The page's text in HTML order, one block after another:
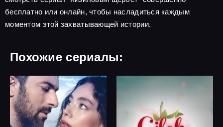
бесплатно или онлайн, чтобы насладиться каждым
моментом этой захватывающей истории.
Похожие сериалы: